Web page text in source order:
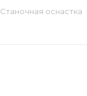
Станочная оснастка